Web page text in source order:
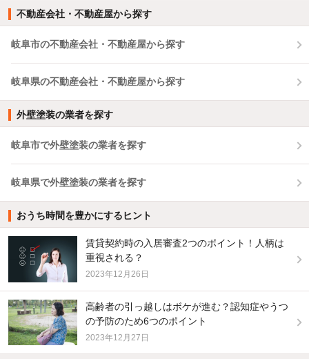
不動産会社・不動産屋から探す
岐阜市の不動産会社・不動産屋から探す
岐阜県の不動産会社・不動産屋から探す
外壁塗装の業者を探す
岐阜市で外壁塗装の業者を探す
岐阜県で外壁塗装の業者を探す
おうち時間を豊かにするヒント
賃貸契約時の入居審査2つのポイント！人柄は
重視される？
2023年12月26日
高齢者の引っ越しはボケが進む？認知症やうつ
の予防のため6つのポイント
2023年12月27日